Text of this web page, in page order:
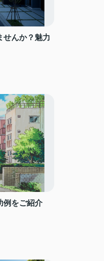
せんか？魅力
例をご紹介